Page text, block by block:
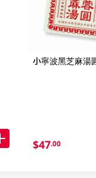
小寧波黑芝麻湯
$47.00